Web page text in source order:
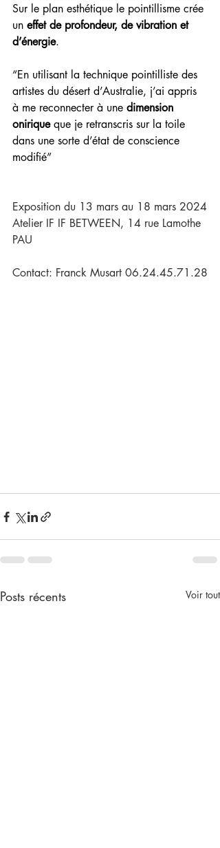
Sur le plan esthétique le pointillisme crée
un effet de profondeur, de vibration et
d’énergie.
“En utilisant la technique pointilliste des
artistes du désert d’Australie, j’ai appris
à me reconnecter à une dimension
onirique que je retranscris sur la toile
dans une sorte d’état de conscience
modifié”
Exposition du 13 mars au 18 mars 2024
Atelier IF IF BETWEEN, 14 rue Lamothe
PAU
Contact: Franck Musart 06.24.45.71.28
Posts récents Voir tout